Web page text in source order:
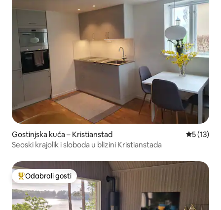
Gostinjska kuća – Kristianstad Prosječna
5 (13)
Seoski krajolik i sloboda u blizini Kristianstada
Među najviše rangiranima s oznakom „Odabrali gosti”
Odabrali gosti